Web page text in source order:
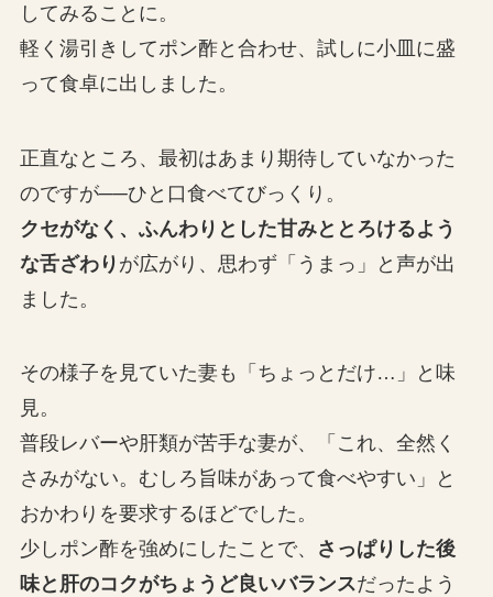
してみることに。
軽く湯引きしてポン酢と合わせ、試しに小皿に盛
って食卓に出しました。
正直なところ、最初はあまり期待していなかった
のですが──ひと口食べてびっくり。
クセがなく、ふんわりとした甘みととろけるよう
な舌ざわり が広がり、思わず「うまっ」と声が出
ました。
その様子を見ていた妻も「ちょっとだけ…」と味
見。
普段レバーや肝類が苦手な妻が、「これ、全然く
さみがない。むしろ旨味があって食べやすい」と
おかわりを要求するほどでした。
少しポン酢を強めにしたことで、
さっぱりした後
味と肝のコクがちょうど良いバランスだったよう